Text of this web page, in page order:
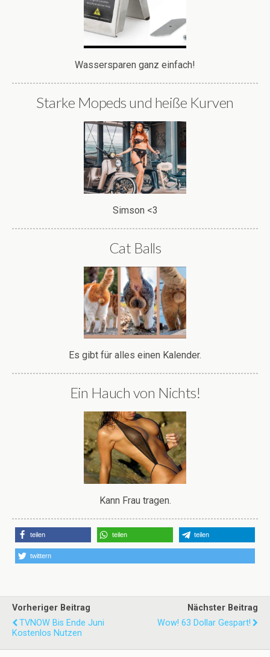
Wassersparen ganz einfach!
Starke Mopeds und heiße Kurven
Simson <3
Cat Balls
Es gibt für alles einen Kalender.
Ein Hauch von Nichts!
Kann Frau tragen.
teilen teilen teilen
twittern
Vorheriger Beitrag
TVNOW Bis Ende Juni
Kostenlos Nutzen
Nächster Beitrag
Wow! 63 Dollar Gespart!